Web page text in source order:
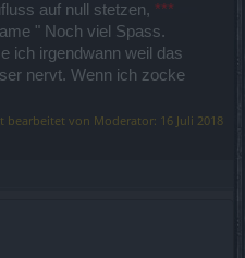
auf null stetzen, ***
" Noch viel Spass.
ich irgendwann weil das
nervt. Wenn ich zocke
bearbeitet von Moderator: 16 Juli 2018